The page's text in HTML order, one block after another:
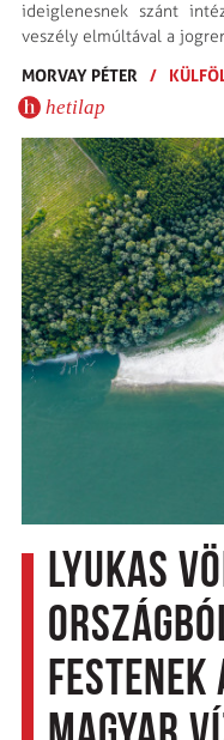
ideiglenesnek szánt
veszély elmúltával a
MORVAY PÉTER
/
hetilap
Lyukas
festenek